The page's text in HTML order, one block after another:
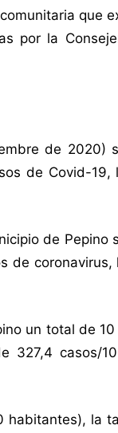
que
por la
de 2020)
de Covid-19,
de Pepino
de coronavirus,
un total de 10
327,4 casos/
habitantes), la